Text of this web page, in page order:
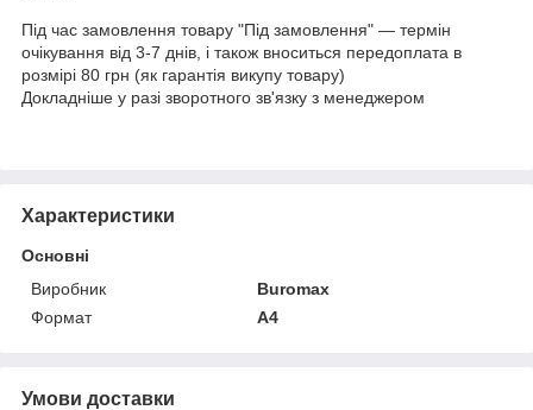
Під час замовлення товару "Під замовлення" — термін
очікування від 3-7 днів, і також вноситься передоплата в
розмірі 80 грн (як гарантія викупу товару)
Докладніше у разі зворотного зв'язку з менеджером
Характеристики
Основні
Виробник
Buromax
Формат
A4
Умови доставки